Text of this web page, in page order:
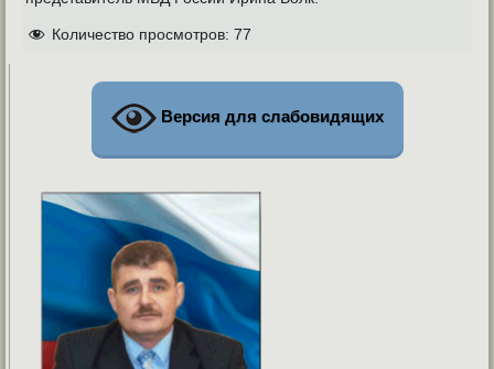
Количество просмотров: 77
Версия для слабовидящих